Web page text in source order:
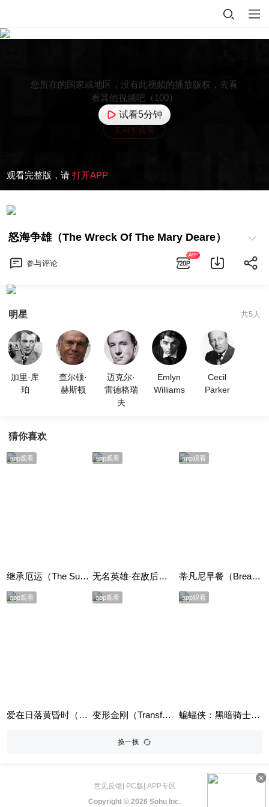
您所在的国家或地区，没有此视频的播放版权，去看
看其他视频吧（100）
去APP观看
试看5分钟
观看完整版，请 打开APP
怒海争雄（The Wreck Of The Mary Deare）
参与评论
APP
明星 共5人
加里·库
珀
查尔顿·
赫斯顿
迈克尔·
雷德格瑞
夫
Emlyn
Williams
Cecil
Parker
猜你喜欢
app观看
继承厄运（The Successor）
app观看
无名英雄·在敌后（Hero）
app观看
蒂凡尼早餐（Breakfast at Tiffany's）
app观看
爱在日落黄昏时（Before Sunset）
app观看
变形金刚（Transformers）
app观看
蝙蝠侠：黑暗骑士崛起（The Dark Knight Rises）
换一换
意见反馈 PC版 APP专区
Copyright © 2026 Sohu Inc.